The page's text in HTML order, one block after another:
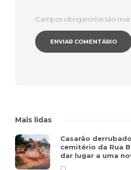
Campos obrigatórios são
Mais lidas
Casarão
cemitério da Rua
dar lugar a uma